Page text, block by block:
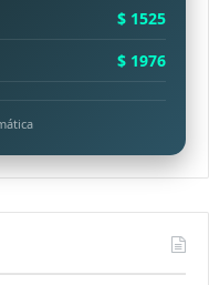
$ 1525
$ 1976